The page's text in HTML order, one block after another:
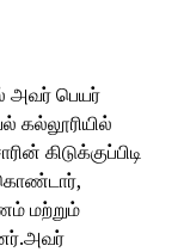
அவர் பெயர்
கல்லூரியில்
கிடுக்குப்பிடி
கொண்டார்,
மற்றும்